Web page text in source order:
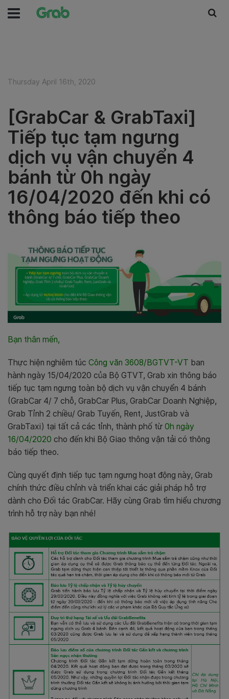
Thursday April 16th, 2020
[GrabCar & GrabTaxi]
Tiếp tục tạm ngưng
dịch vụ vận chuyển 4
bánh từ 0h ngày
16/04/2020 đến khi có
thông báo tiếp theo
Bạn thân mến,
Thực hiện nghiêm túc Công văn 3608/BGTVT-VT ban
hành ngày 15/04/2020 của Bộ GTVT, Grab xin thông báo
tiếp tục tạm ngưng toàn bộ dịch vụ vận chuyển 4 bánh
(GrabCar 4/ 7 chỗ, GrabCar Plus, GrabCar Doanh Nghiệp,
Grab Tỉnh 2 chiều/ Grab Tuyến, Rent, JustGrab và
GrabTaxi) tại tất cả các tỉnh, thành phố từ 0h ngày
16/04/2020 cho đến khi Bộ Giao thông vận tải có thông
báo tiếp theo.
Cùng quyết định tiếp tục tạm ngưng hoạt động này, Grab
chính thức điều chỉnh và triển khai các giải pháp hỗ trợ
dành cho Đối tác GrabCar. Hãy cùng Grab tìm hiểu chương
trình hỗ trợ này bạn nhé!